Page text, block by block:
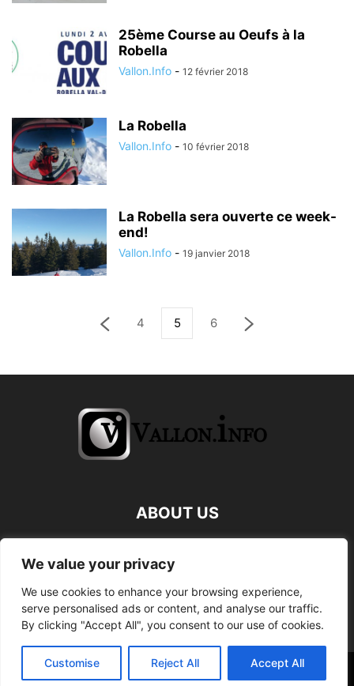
We value your privacy
We use cookies to enhance your browsing experience,
serve personalised ads or content, and analyse our traffic.
By clicking "Accept All", you consent to our use of cookies.
Customise Reject All Accept All
25ème Course au Oeufs à la
Robella
Vallon.Info - 12 février 2018
La Robella
Vallon.Info - 10 février 2018
La Robella sera ouverte ce week-
end!
Vallon.Info - 19 janvier 2018
4 5 6
ABOUT US
FOLLOW US